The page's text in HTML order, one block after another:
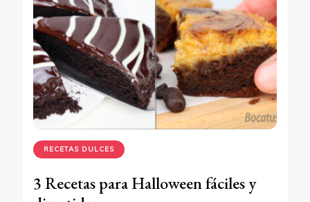
RECETAS DULCES
3 Recetas para Halloween fáciles y